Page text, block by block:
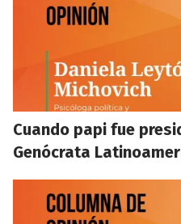
Cuando papi fue
Genócrata